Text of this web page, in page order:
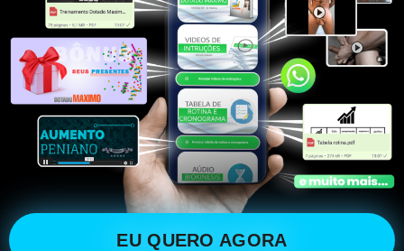
EU QUERO AGORA